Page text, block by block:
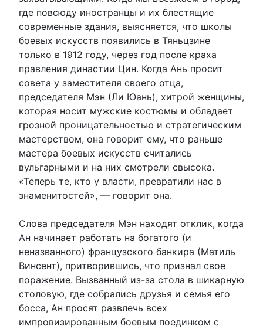
где повсюду иностранцы и их блестящие
современные здания, выясняется, что школы
боевых искусств появились в Тяньцзине
только в 1912 году, через год после краха
правления династии Цин. Когда Ань просит
совета у заместителя своего отца,
председателя Мэн (Ли Юань), хитрой женщины,
которая носит мужские костюмы и обладает
грозной проницательностью и стратегическим
мастерством, она говорит ему, что раньше
мастера боевых искусств считались
вульгарными и на них смотрели свысока.
«Теперь те, кто у власти, превратили нас в
знаменитостей», — говорит она.
Слова председателя Мэн находят отклик, когда
Ан начинает работать на богатого (и
неназванного) французского банкира (Матиль
Винсент), притворившись, что признал свое
поражение. Вызванный из-за стола в шикарную
столовую, где собрались друзья и семья его
босса, Ан просят развлечь всех
импровизированным боевым поединком с